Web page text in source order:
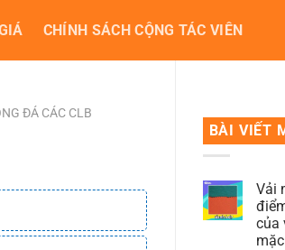
CHÍNH SÁCH CỘNG TÁC VIÊN
BÀI VIẾT
Vải
của
mặc
ĐÁ CÁC CLB